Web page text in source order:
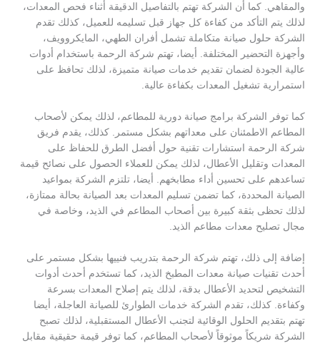
والمقاهي. كما أن الشركة تهتم بالتفاصيل الدقيقة أثناء فحص المعدات،
لذلك يتم التأكد من كفاءة كل جهاز قبل تسليمه للعميل، كذلك تقدم
الشركة حلول صيانة متكاملة تشمل أفران الطهي، المايكروويف،
وأجهزة التحضير المختلفة. أيضا، تهتم شركة الرحمة باستخدام أدوات
عالية الجودة لضمان تقديم خدمات صيانة متميزة، لذلك تحافظ على
استمرارية تشغيل المعدات بكفاءة عالية.
كما توفر الشركة برامج صيانة دورية للمطاعم، لذلك يمكن لأصحاب
المطاعم الاطمئنان على معداتهم بشكل مستمر. كذلك، يقدم فريق
شركة الرحمة استشارات تقنية حول أفضل الطرق للحفاظ على
المعدات وتقليل الأعطال، لذلك يمكن للعملاء الحصول على نصائح قيمة
تساعدهم على تحسين أداء مطابخهم. أيضا، تلتزم الشركة بمواعيد
الصيانة المحددة، كما تضمن تسليم المعدات بعد الصيانة بحالة ممتازة،
لذلك تحظى بثقة كبيرة بين أصحاب المطاعم في الذيد، وخاصة في
مجال تصليح معدات مطاعم الذيد.
إضافة إلى ذلك، تهتم شركة الرحمة بتدريب فنييها بشكل مستمر على
أحدث تقنيات صيانة معدات المطبخ الذيد، كما تستخدم أحدث أدوات
التشخيص لتحديد الأعطال بدقة، لذلك يتم إصلاح المعدات بسرعة
وكفاءة. كذلك، تقدم الشركة خدمات الطوارئ للصيانة العاجلة، أيضا
تهتم بتقديم الحلول الوقائية لتجنب الأعطال المستقبلية، لذلك تصبح
الشركة شريكاً موثوقاً لأصحاب المطاعم، كما توفر قيمة حقيقية مقابل